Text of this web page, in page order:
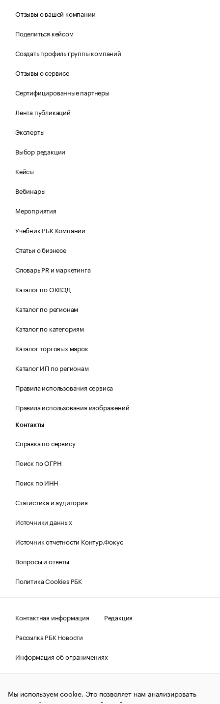
Отзывы о вашей компании
Поделиться кейсом
Создать профиль группы компаний
Отзывы о сервисе
Сертифицированные партнеры
Лента публикаций
Эксперты
Выбор редакции
Кейсы
Вебинары
Мероприятия
Учебник РБК Компании
Статьи о бизнесе
Словарь PR и маркетинга
Каталог по ОКВЭД
Каталог по регионам
Каталог по категориям
Каталог торговых марок
Каталог ИП по регионам
Правила использования сервиса
Правила использования изображений
Контакты
Справка по сервису
Поиск по ОГРН
Поиск по ИНН
Статистика и аудитория
Источники данных
Источник отчетности Контур.Фокус
Вопросы и ответы
Политика Cookies РБК
Контактная информация
Редакция
Рассылка РБК Новости
Информация об ограничениях
Правовая информация
О соблюдении авторских прав
© АО «РОСБИЗНЕСКОНСАЛТИНГ»,1995–2026.Сообщения
Мы используем cookie. Это позволяет нам анализировать